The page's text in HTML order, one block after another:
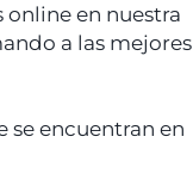
en nuestra
a las mejores
se encuentran en